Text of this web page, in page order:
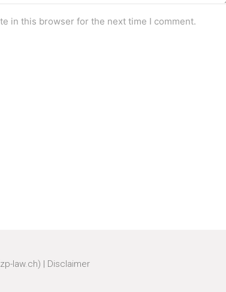
in this browser for the next time I comment.
law.ch) | Disclaimer